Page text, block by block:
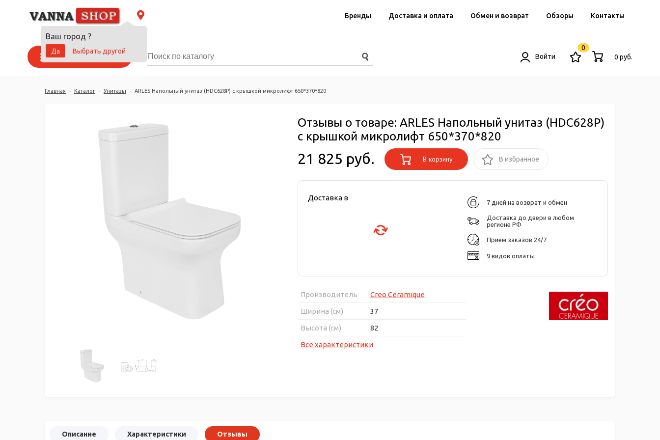
Ваш город ?
Да
Выбрать другой
Бренды Доставка и оплата Обмен и возврат Обзоры Контакты
Каталог товаров Войти
0
0 руб.
Главная - Каталог - Унитазы - ARLES Напольный унитаз (HDC628P) c крышкой микролифт 650*370*820
Отзывы о товаре: ARLES Напольный унитаз (HDC628P)
c крышкой микролифт 650*370*820
21 825 руб. В корзину В избранное
Доставка в
7 дней на возврат и обмен
Доставка до двери в любом
регионе РФ
Прием заказов 24/7
9 видов оплаты
Производитель
Creo Ceramique
Ширина (см)
37
Высота (см)
82
Все характеристики
Описание Характеристики Отзывы